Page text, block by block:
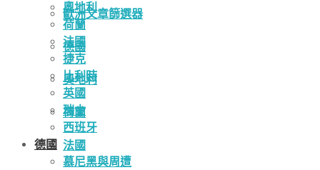
歐洲文章篩選器
德國
奧地利
荷蘭
法國
奧地利
荷蘭
法國
捷克
比利時
英國
瑞士
西班牙
德國
慕尼黑與周遭